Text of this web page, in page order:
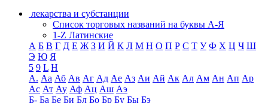
лекарства и субстанции
Список торговых названий на буквы А-Я
1-Z Латинские
А Б В Г Д Е Ж З И Й К Л М Н О П Р С Т У Ф Х Ц Ч Ш
Э Ю Я
5 9 L H
А. Аа Аб Ав Аг Ад Ае Аз Аи Ай Ак Ал Ам Ан Ап Ар
Ас Ат Ау Аф Ац Аш Аэ
Б- Ба Бе Би Бл Бо Бр Бу Бы Бэ